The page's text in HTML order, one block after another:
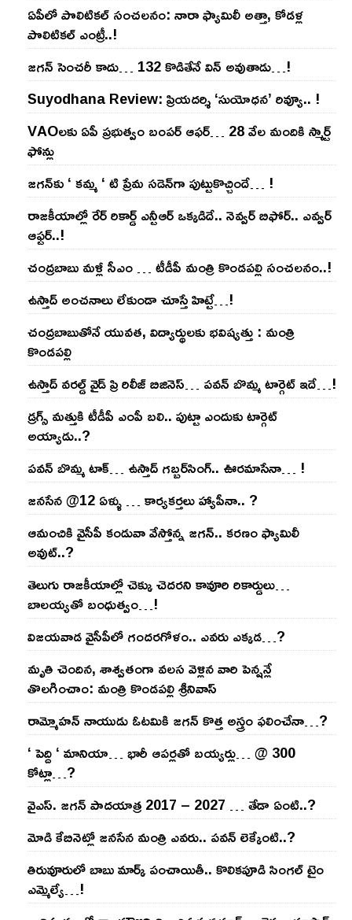
ఏపీలో పొలిటిక‌ల్ సంచ‌ల‌నం: నారా ఫ్యామిలీ అత్తా, కోడ‌ళ్ల
పొలిటికల్ ఎంట్రీ..!
జ‌గ‌న్ సెంచ‌రీ కాదు… 132 కొడితేనే విన్ అవుతాడు…!
Suyodhana Review: ప్రియదర్శి ‘సుయోధన’ రివ్యూ.. !
VAOల‌కు ఏపీ ప్ర‌భుత్వం బంప‌ర్ ఆఫ‌ర్‌… 28 వేల మందికి స్మార్ట్
ఫోన్లు
జ‌గ‌న్‌కు ‘ క‌మ్మ ‘ టి ప్రేమ స‌డెన్‌గా పుట్టుకొచ్చిందే… !
రాజ‌కీయాల్లో రేర్ రికార్డ్ ఎన్టీఆర్ ఒక్క‌డిదే.. నెవ్వ‌ర్ బిఫోర్‌.. ఎవ్వ‌ర్
ఆఫ్ట‌ర్‌..!
చంద్ర‌బాబు మ‌ళ్లీ సీఎం … టీడీపీ మంత్రి కొండ‌ప‌ల్లి సంచ‌ల‌నం..!
ఉస్తాద్ అంచ‌నాలు లేకుండా చూస్తే హిట్టే…!
చంద్ర‌బాబుతోనే యువ‌త‌, విద్యార్థుల‌కు భ‌విష్య‌త్తు : మంత్రి
కొండ‌ప‌ల్లి
ఉస్తాద్ వ‌ర‌ల్డ్ వైడ్ ప్రి రిలీజ్ బిజినెస్‌… ప‌వ‌న్ బొమ్మ టార్గెట్ ఇదే…!
డ్రగ్స్ మత్తుకి టీడీపీ ఎంపీ బలి.. పుట్టా ఎందుకు టార్గెట్
అయ్యాడు..?
ప‌వ‌న్ బొమ్మ టాక్‌… ఉస్తాద్ గ‌బ్బ‌ర్‌సింగ్‌.. ఊర‌మాసేనా… !
జనసేన @12 ఏళ్ళు … కార్యకర్తలు హ్యాపీనా.. ?
ఆమంచికి వైసీపీ కండువా వేస్తోన్న జ‌గ‌న్‌.. క‌ర‌ణం ఫ్యామిలీ
అవుట్‌..?
తెలుగు రాజ‌కీయాల్లో చెక్కు చెద‌ర‌ని కావూరి రికార్డులు…
బాల‌య్యతో బంధుత్వం…!
విజ‌య‌వాడ వైసీపీలో గంద‌ర‌గోళం.. ఎవ‌రు ఎక్క‌డ‌…?
మృతి చెందిన, శాశ్వతంగా వలస వెళ్లిన వారి పెన్ష‌న్లే
తొల‌గించాం: మంత్రి కొండపల్లి శ్రీనివాస్
రామ్మోహ‌న్ నాయుడు ఓట‌మికి జ‌గ‌న్ కొత్త అస్త్రం ఫ‌లించేనా…?
‘ పెద్ది ‘ మానియా… భారీ ఆప‌ర్ల‌తో బ‌య్య‌ర్లు… @ 300
కోట్లా…?
వైఎస్‌. జ‌గ‌న్ పాద‌యాత్ర 2017 – 2027 … తేడా ఏంటి..?
మోడి కేబినెట్లో జ‌నసేన మంత్రి ఎవ‌రు.. ప‌వ‌న్ లెక్కేంటి..?
తిరువూరులో బాబు మార్క్ పంచాయితీ.. కొలిక‌పూడి సింగ‌ల్ టైం
ఎమ్మెల్యే…!